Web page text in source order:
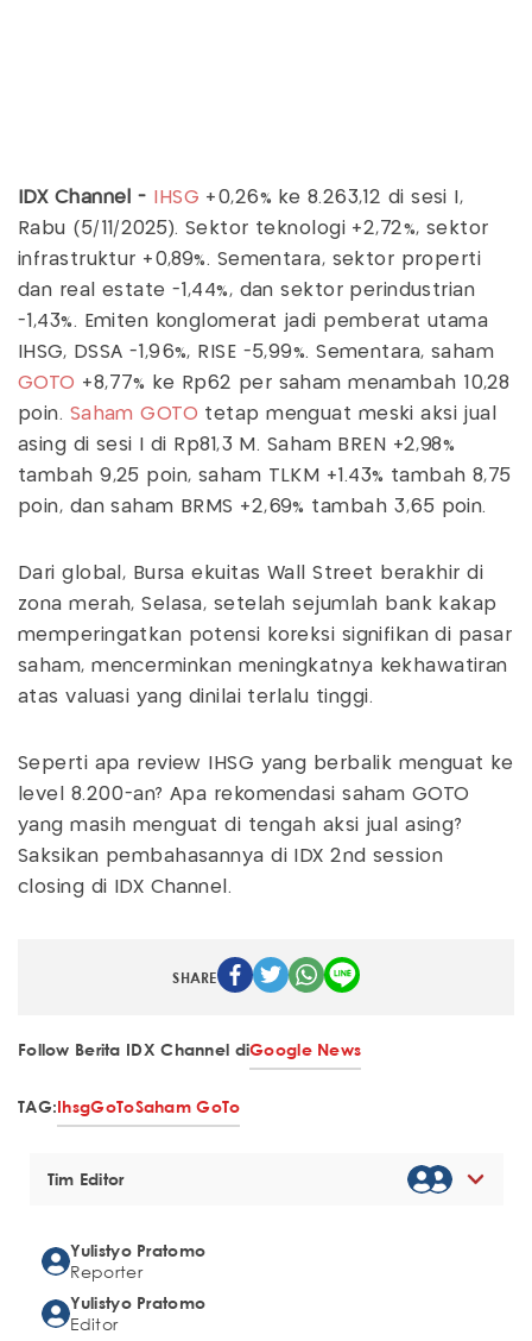
IDX Channel - IHSG +0,26% ke 8.263,12 di sesi I,
Rabu (5/11/2025). Sektor teknologi +2,72%, sektor
infrastruktur +0,89%. Sementara, sektor properti
dan real estate -1,44%, dan sektor perindustrian
-1,43%. Emiten konglomerat jadi pemberat utama
IHSG, DSSA -1,96%, RISE -5,99%. Sementara, saham
GOTO +8,77% ke Rp62 per saham menambah 10,28
poin. Saham GOTO tetap menguat meski aksi jual
asing di sesi I di Rp81,3 M. Saham BREN +2,98%
tambah 9,25 poin, saham TLKM +1.43% tambah 8,75
poin, dan saham BRMS +2,69% tambah 3,65 poin.
Dari global, Bursa ekuitas Wall Street berakhir di
zona merah, Selasa, setelah sejumlah bank kakap
memperingatkan potensi koreksi signifikan di pasar
saham, mencerminkan meningkatnya kekhawatiran
atas valuasi yang dinilai terlalu tinggi.
Seperti apa review IHSG yang berbalik menguat ke
level 8.200-an? Apa rekomendasi saham GOTO
yang masih menguat di tengah aksi jual asing?
Saksikan pembahasannya di IDX 2nd session
closing di IDX Channel.
SHARE
Follow Berita IDX Channel diGoogle News
TAG:IhsgGoToSaham GoTo
Tim Editor
Yulistyo Pratomo
Reporter
Yulistyo Pratomo
Editor